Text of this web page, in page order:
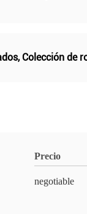
, Colección de
Precio
negotiable